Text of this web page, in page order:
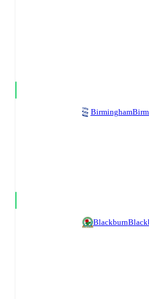
Birmingham
Blackburn